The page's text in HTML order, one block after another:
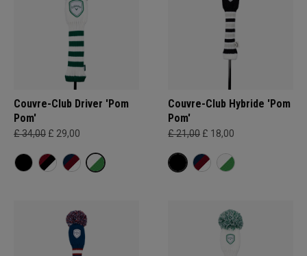
Couvre-Club Driver 'Pom
Pom'
£ 34,00 £ 29,00
Couvre-Club Hybride 'Pom
Pom'
£ 21,00 £ 18,00